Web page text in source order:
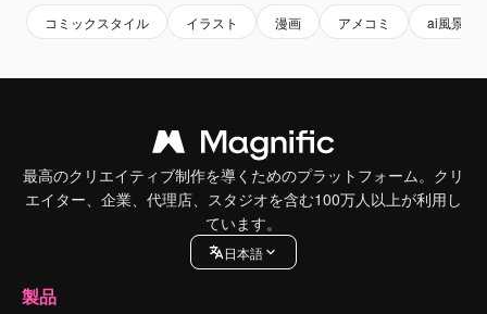
コミックスタイル イラスト 漫画 アメコミ ai風景
最高のクリエイティブ制作を導くためのプラットフォーム。クリ
エイター、企業、代理店、スタジオを含む100万人以上が利用し
ています。
日本語
製品